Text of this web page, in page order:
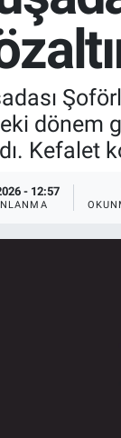
dönem
Kefalet
- 12:57